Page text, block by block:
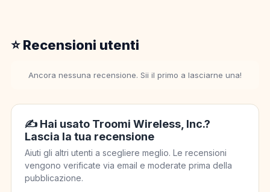
⭐ Recensioni utenti
Ancora nessuna recensione. Sii il primo a lasciarne una!
✍️ Hai usato Troomi Wireless, Inc.?
Lascia la tua recensione
Aiuti gli altri utenti a scegliere meglio. Le recensioni
vengono verificate via email e moderate prima della
pubblicazione.